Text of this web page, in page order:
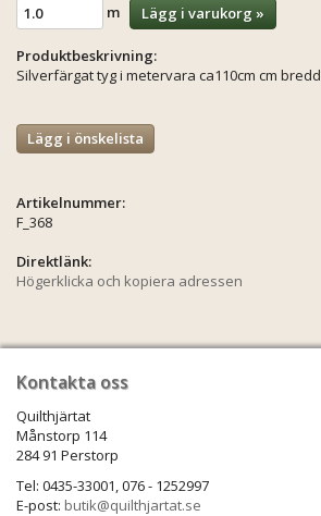
m
Lägg i varukorg »
Produktbeskrivning:
Silverfärgat tyg i metervara ca110cm cm bredd
Lägg i önskelista
Artikelnummer:
F_368
Direktlänk:
Högerklicka och kopiera adressen
Kontakta oss
Quilthjärtat
Månstorp 114
284 91 Perstorp
Tel: 0435-33001, 076 - 1252997
E-post: butik@quilthjartat.se